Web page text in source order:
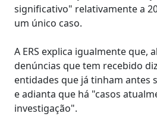
significativo" relativamente a
um único caso.
A ERS explica igualmente que,
denúncias que tem recebido
entidades que já tinham antes
e adianta que há "casos
investigação".